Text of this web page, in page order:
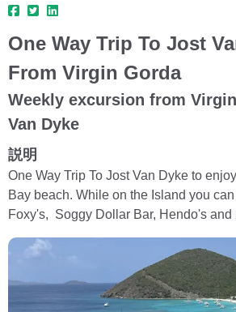
One Way Trip To Jost
From Virgin Gorda
Weekly excursion from
Van Dyke
説明
One Way Trip To Jost Van Dyke to
Bay beach. While on the Island you
Foxy's, Soggy Dollar Bar, Hendo's and